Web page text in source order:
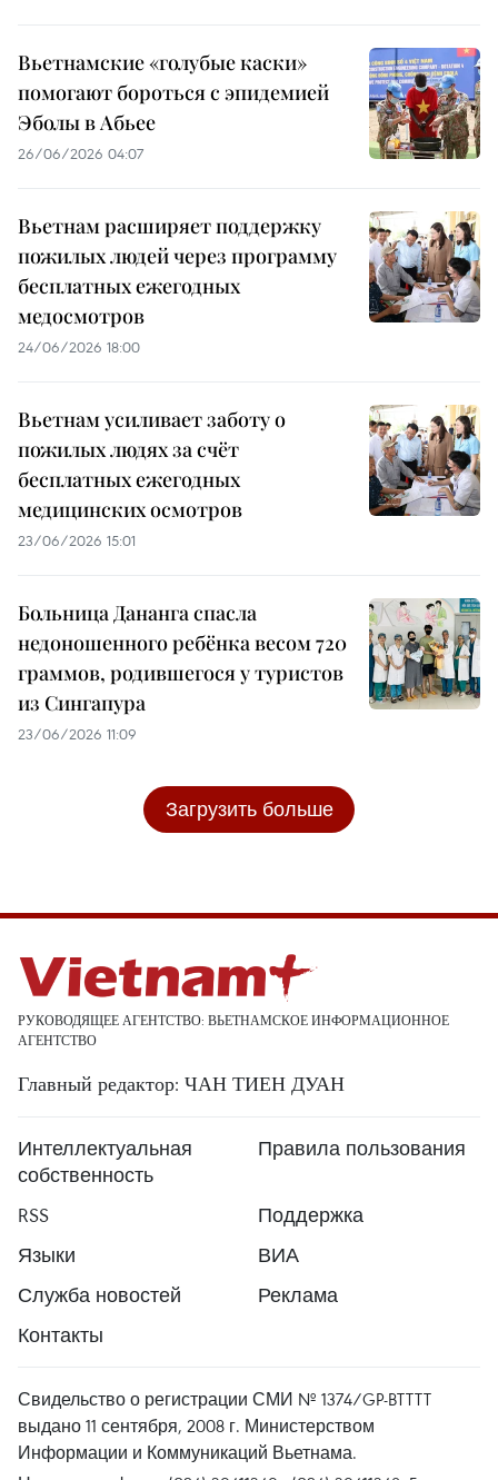
Вьетнамские «голубые каски»
помогают бороться с эпидемией
Эболы в Абьее
26/06/2026 04:07
Вьетнам расширяет поддержку
пожилых людей через программу
бесплатных ежегодных
медосмотров
24/06/2026 18:00
Вьетнам усиливает заботу о
пожилых людях за счёт
бесплатных ежегодных
медицинских осмотров
23/06/2026 15:01
Больница Дананга спасла
недоношенного ребёнка весом 720
граммов, родившегося у туристов
из Сингапура
23/06/2026 11:09
Загрузить больше
РУКОВОДЯЩЕЕ АГЕНТСТВО: ВЬЕТНАМСКОЕ ИНФОРМАЦИОННОЕ
АГЕНТСТВО
Главный редактор: ЧАН ТИЕН ДУАН
Интеллектуальная
собственность
Правила пользования
RSS
Поддержка
Языки
ВИА
Служба новостей
Реклама
Контакты
Свидельство о регистрации СМИ № 1374/GP-BTTTT
выдано 11 сентября, 2008 г. Министерством
Информации и Коммуникаций Вьетнама.